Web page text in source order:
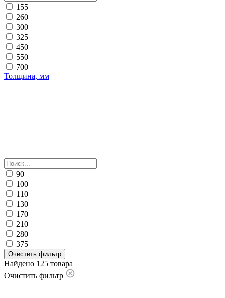
155
260
300
325
450
550
700
Толщина, мм
90
100
110
130
170
210
280
375
Очистить фильтр
Найдено 125 товара
Очистить фильтр